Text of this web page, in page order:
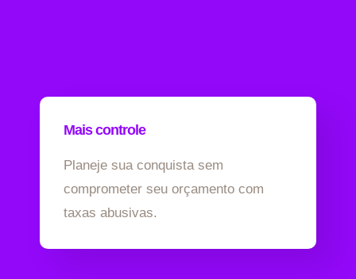
Mais controle
Planeje sua conquista sem
comprometer seu orçamento com
taxas abusivas.